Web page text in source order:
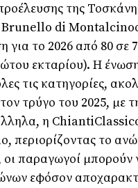
της
di
για το 2026 από 80 σε
εκταρίου). Η
τις κατηγορίες,
τρύγο του 2025, με
η
περιορίζοντας το
παραγωγοί
εφόσον